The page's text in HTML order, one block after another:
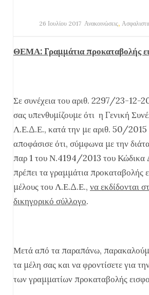
26 Ιουλίου 2017 Ανακοινώσεις,
ΘΕΜΑ: Γραμμάτια προκαταβολής
Σε συνέχεια του αριθ. 2297/23-12-
σας υπενθυμίζουμε ότι η Γενική
Λ.Ε.Δ.Ε., κατά την με αριθ. 50/2015
αποφάσισε ότι, σύμφωνα με την
παρ 1 του Ν.4194/2013 του Κώδικα
πρέπει τα γραμμάτια προκαταβολής
μέλους του Λ.Ε.Δ.Ε., να εκδίδονται
δικηγορικό σύλλογο.
Μετά από τα παραπάνω,
τα μέλη σας και να φροντίσετε για
των γραμματίων προκαταβολής